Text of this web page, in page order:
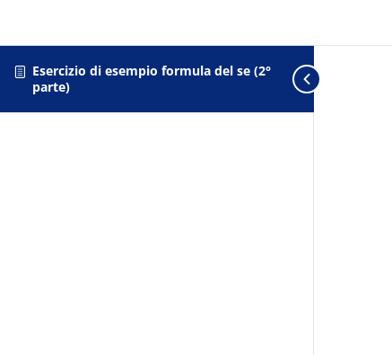
Esercizio di esempio formula del se (2°
parte)